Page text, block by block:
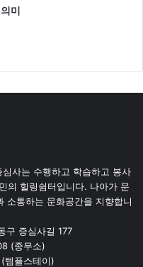
미
사는 수행하고 학습하고 봉사
의 힐링쉼터입니다. 나아가 문
소통하는 문화공간을 지향합니
구 증심사길 177
(종무소)
템플스테이)